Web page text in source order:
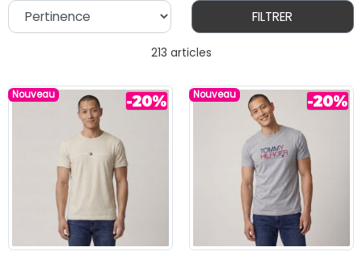
213 articles
FILTRER
Nouveau Nouveau